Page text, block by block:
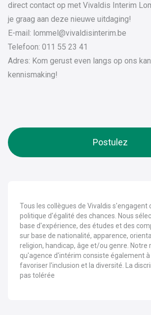
direct contact op met Vivaldis Interim
je graag aan deze nieuwe uitdaging!
E-mail: lommel@vivaldisinterim.be
Telefoon: 011 55 23 41
Adres: Kom gerust even langs op ons
kennismaking!
Postulez
Tous les collègues de Vivaldis s'engagent
politique d'égalité des chances. Nous
base d'expérience, des études et des
sur base de nationalité, apparence,
religion, handicap, âge et/ou genre. Notre
qu'agence d'intérim consiste également
favoriser l'inclusion et la diversité. La
pas tolérée